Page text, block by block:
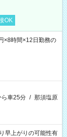
OK
×8時間×12日勤務の
ら車25分 / 那須塩原
早上がりの可能性有